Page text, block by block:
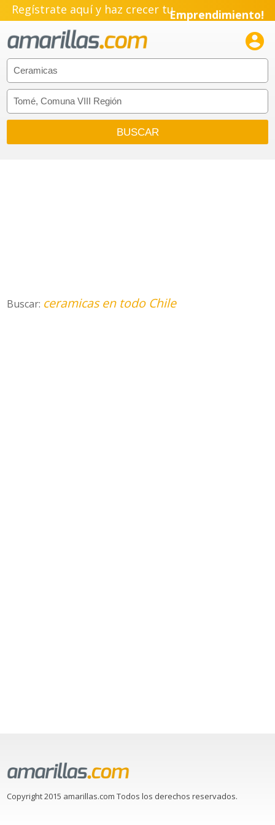
Regístrate aquí y haz crecer tuEmprendimiento!

Buscar: ceramicas en todo Chile
Copyright 2015 amarillas.com Todos los derechos reservados.